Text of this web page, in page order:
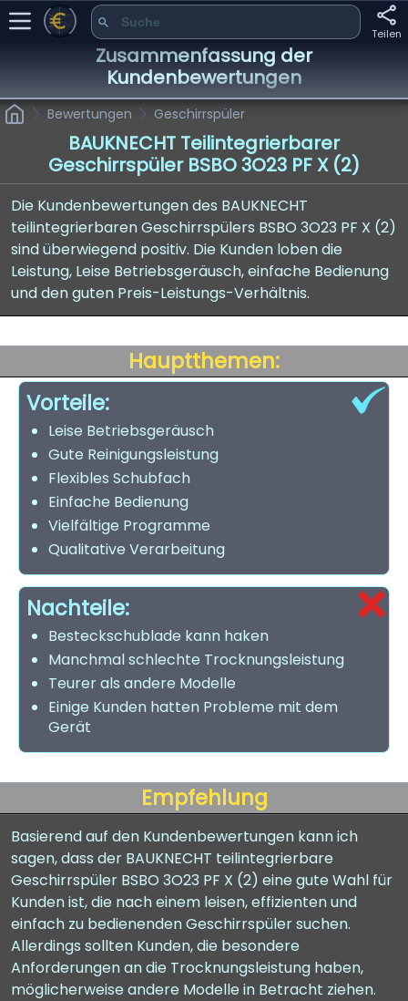
Teilen
Zusammenfassung der
Kundenbewertungen
Bewertungen Geschirrspüler
BAUKNECHT Teilintegrierbarer
Geschirrspüler BSBO 3O23 PF X (2)
Die Kundenbewertungen des BAUKNECHT
teilintegrierbaren Geschirrspülers BSBO 3O23 PF X (2)
sind überwiegend positiv. Die Kunden loben die
Leistung, Leise Betriebsgeräusch, einfache Bedienung
und den guten Preis-Leistungs-Verhältnis.
Hauptthemen:
Vorteile:
Leise Betriebsgeräusch
Gute Reinigungsleistung
Flexibles Schubfach
Einfache Bedienung
Vielfältige Programme
Qualitative Verarbeitung
Nachteile:
Besteckschublade kann haken
Manchmal schlechte Trocknungsleistung
Teurer als andere Modelle
Einige Kunden hatten Probleme mit dem
Gerät
Empfehlung
Basierend auf den Kundenbewertungen kann ich
sagen, dass der BAUKNECHT teilintegrierbare
Geschirrspüler BSBO 3O23 PF X (2) eine gute Wahl für
Kunden ist, die nach einem leisen, effizienten und
einfach zu bedienenden Geschirrspüler suchen.
Allerdings sollten Kunden, die besondere
Anforderungen an die Trocknungsleistung haben,
möglicherweise andere Modelle in Betracht ziehen.